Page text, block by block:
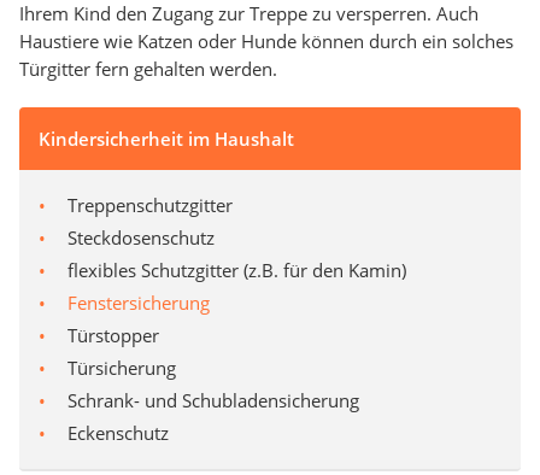
Ihrem Kind den Zugang zur Treppe zu versperren. Auch
Haustiere wie Katzen oder Hunde können durch ein solches
Türgitter fern gehalten werden.
Kindersicherheit im Haushalt
Treppenschutzgitter
Steckdosenschutz
flexibles Schutzgitter (z.B. für den Kamin)
Fenstersicherung
Türstopper
Türsicherung
Schrank- und Schubladensicherung
Eckenschutz